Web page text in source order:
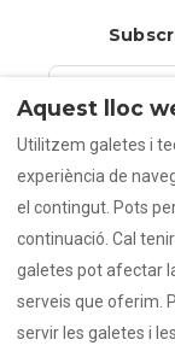
Catalan
Aquest lloc
Utilitzem galetes i
experiència de
el contingut. Pots
continuació. Cal
galetes pot afectar
serveis que oferim.
servir les galetes i